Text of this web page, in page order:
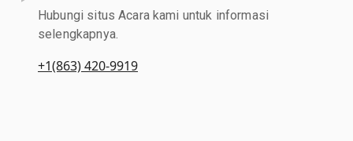
Hubungi situs Acara kami untuk informasi
selengkapnya.
+1(863) 420-9919